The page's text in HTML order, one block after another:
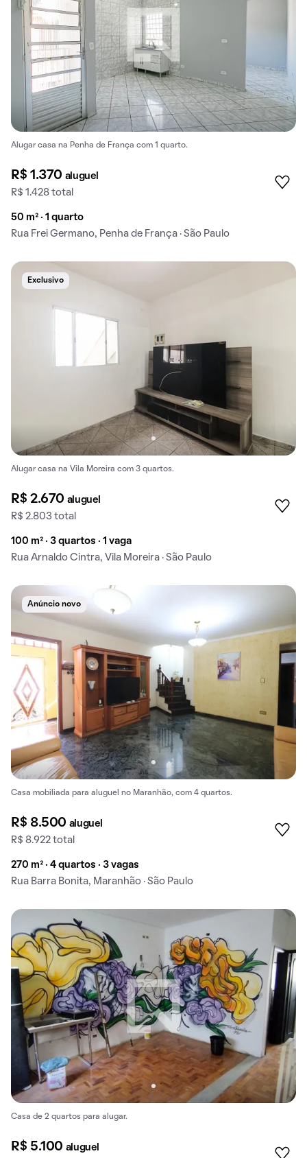
Alugar casa na Penha de França com 1 quarto.
R$ 1.370 aluguel
R$ 1.428 total
50 m² · 1 quarto
Rua Frei Germano, Penha de França · São Paulo
Exclusivo
Alugar casa na Vila Moreira com 3 quartos.
R$ 2.670 aluguel
R$ 2.803 total
100 m² · 3 quartos · 1 vaga
Rua Arnaldo Cintra, Vila Moreira · São Paulo
Anúncio novo
Casa mobiliada para aluguel no Maranhão, com 4 quartos.
R$ 8.500 aluguel
R$ 8.922 total
270 m² · 4 quartos · 3 vagas
Rua Barra Bonita, Maranhão · São Paulo
Casa de 2 quartos para alugar.
R$ 5.100 aluguel